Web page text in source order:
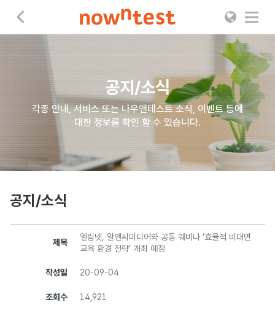
공지/소식
각종 안내, 서비스 또는 나우앤테스트 소식, 이벤트 등에
대한 정보를 확인 할 수 있습니다.
공지/소식
제목
엘림넷, 알앤씨미디어와 공동 웨비나 ‘효율적 비대면
교육 환경 전략’ 개최 예정
작성일 20-09-04
조회수 14,921